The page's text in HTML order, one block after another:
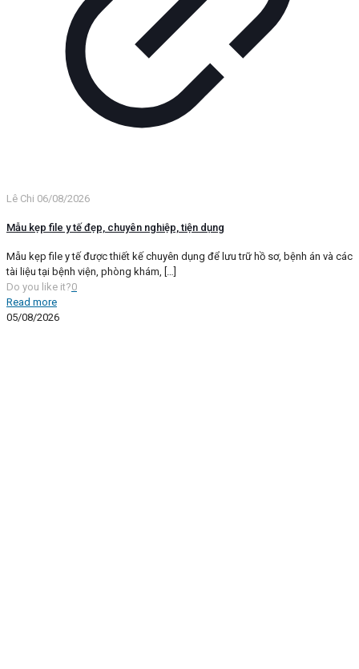
Lê Chi 06/08/2026
Mẫu kẹp file y tế đẹp, chuyên nghiệp, tiện dụng
Mẫu kẹp file y tế được thiết kế chuyên dụng để lưu trữ hồ sơ, bệnh án và các
tài liệu tại bệnh viện, phòng khám, […]
Do you like it?0
Read more
05/08/2026